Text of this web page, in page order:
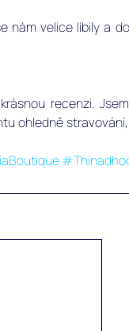
nám velice líbily a
recenzi.
ohledně